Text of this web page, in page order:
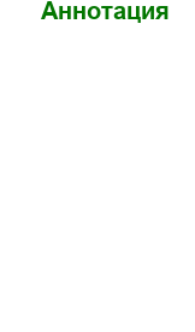
Аннотация